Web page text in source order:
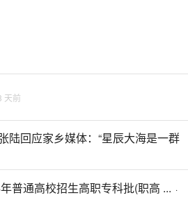
天前
陆回应家乡媒体：“星辰大海是一群
普通高校招生高职专科批(职高 ... ·